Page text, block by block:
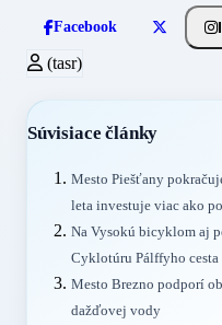
Facebook
(tasr)
Súvisiace články
Mesto Piešťany
leta investuje viac ako
Na Vysokú bicyklom aj
Cyklotúru Pálffyho
Mesto Brezno podporí
dažďovej vody